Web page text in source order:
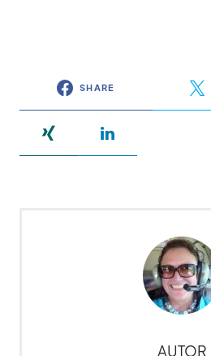
SHARE
AUTOR